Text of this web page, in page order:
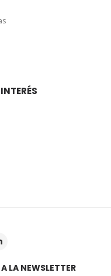
LA NEWSLETTER